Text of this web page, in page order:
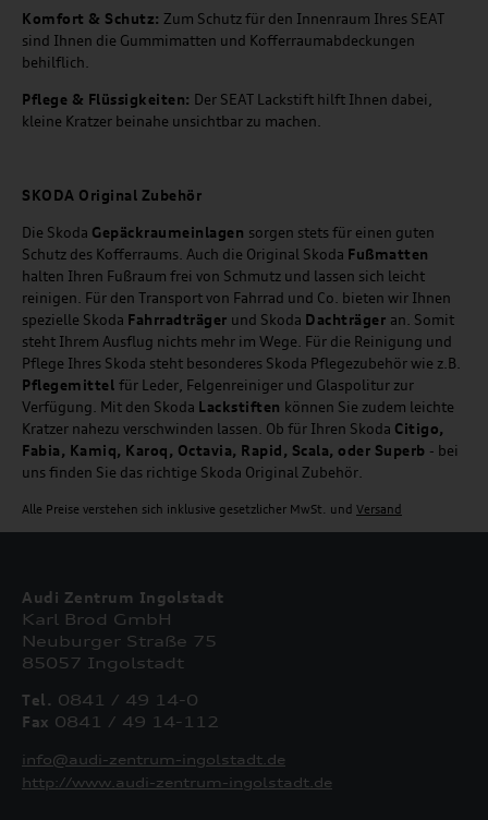
Komfort & Schutz: Zum Schutz für den Innenraum Ihres SEAT
sind Ihnen die Gummimatten und Kofferraumabdeckungen
behilflich.
Pflege & Flüssigkeiten: Der SEAT Lackstift hilft Ihnen dabei,
kleine Kratzer beinahe unsichtbar zu machen.
SKODA Original Zubehör
Die Skoda Gepäckraumeinlagen sorgen stets für einen guten
Schutz des Kofferraums. Auch die Original Skoda Fußmatten
halten Ihren Fußraum frei von Schmutz und lassen sich leicht
reinigen. Für den Transport von Fahrrad und Co. bieten wir Ihnen
spezielle Skoda Fahrradträger und Skoda Dachträger an. Somit
steht Ihrem Ausflug nichts mehr im Wege. Für die Reinigung und
Pflege Ihres Skoda steht besonderes Skoda Pflegezubehör wie z.B.
Pflegemittel für Leder, Felgenreiniger und Glaspolitur zur
Verfügung. Mit den Skoda Lackstiften können Sie zudem leichte
Kratzer nahezu verschwinden lassen. Ob für Ihren Skoda Citigo,
Fabia, Kamiq, Karoq, Octavia, Rapid, Scala, oder Superb - bei
uns finden Sie das richtige Skoda Original Zubehör.
Alle Preise verstehen sich inklusive gesetzlicher MwSt. und Versand
Audi Zentrum Ingolstadt
Karl Brod GmbH
Neuburger Straße 75
85057 Ingolstadt
Tel. 0841 / 49 14-0
Fax 0841 / 49 14-112
info@audi-zentrum-ingolstadt.de
http://www.audi-zentrum-ingolstadt.de